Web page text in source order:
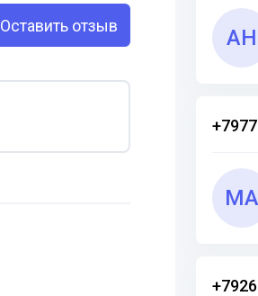
АН
МА
Оставить отзыв